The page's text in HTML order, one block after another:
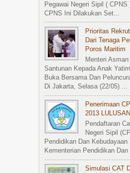
Pegawai Negeri Sipil ( CPNS
CPNS Ini Dilakukan Set...
Prioritas
Dari Tenaga
Poros Maritim
Menteri
Santunan Kepada Anak
Buka Bersama Dan
Di Jakarta, Selasa (22/05) ...
Penerimaan
2013
Pendaftaran
Negeri Sipil
Pendidikan Dan Kebudayaan
Kementerian Pendidikan Dan
Simulasi CAT